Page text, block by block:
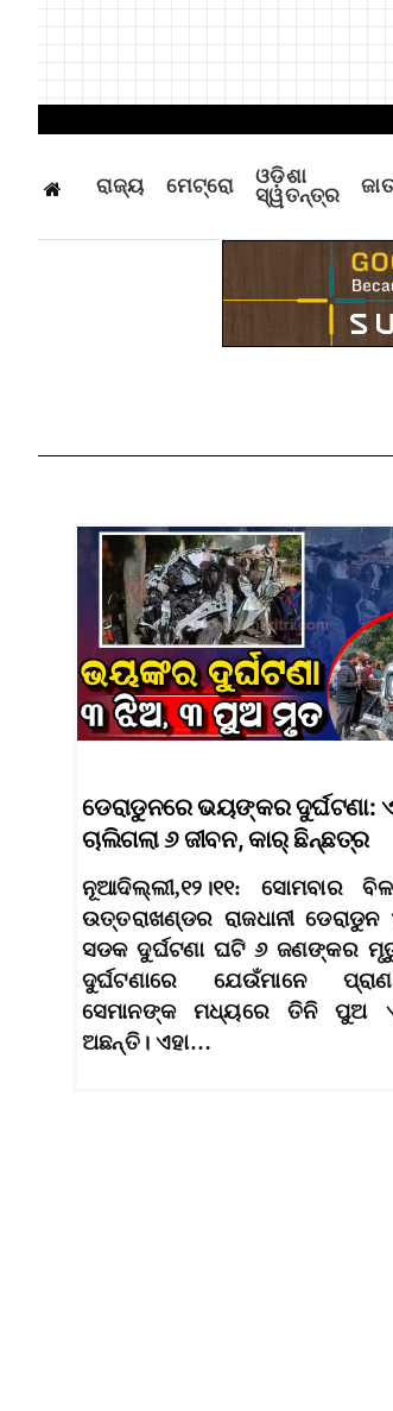
ରାଜ୍ୟ ମେଟ୍ରୋ
ଓଡ଼ିଶା
ସ୍ୱତନ୍ତ୍ର
ଡେରାଡୁନରେ ଭୟଙ୍କର ଦୁର୍ଘଟଣା:
ଚାଲିଗଲା ୬ ଜୀବନ, କାର୍‌ ଛିନ୍‌ଛତ୍ର
ନୂଆଦିଲ୍ଲୀ,୧୨।୧୧: ସୋମବାର
ଉତ୍ତରାଖଣ୍ଡର ରାଜଧାନୀ
ସଡକ ଦୁର୍ଘଟଣା ଘଟି ୬ ଜଣଙ୍କର
ଦୁର୍ଘଟଣାରେ ଯେଉଁମାନେ
ସେମାନଙ୍କ ମଧ୍ୟରେ ତିନି ପୁଅ
ଅଛନ୍ତି। ଏହା…